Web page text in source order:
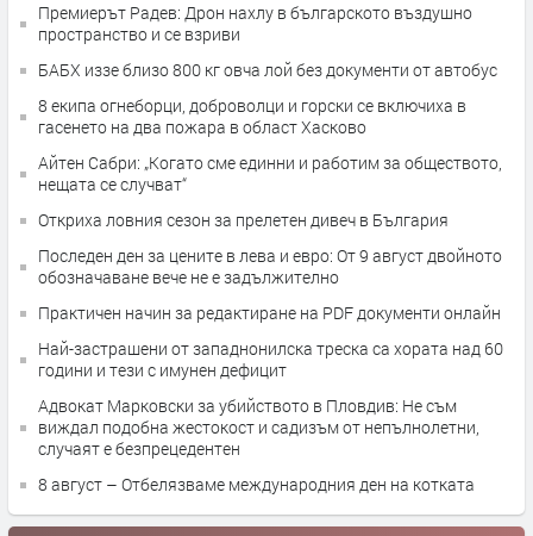
Премиерът Радев: Дрон нахлу в българското въздушно
пространство и се взриви
БАБХ иззе близо 800 кг овча лой без документи от автобус
8 екипа огнеборци, доброволци и горски се включиха в
гасенето на два пожара в област Хасково
Айтен Сабри: „Когато сме единни и работим за обществото,
нещата се случват“
Откриха ловния сезон за прелетен дивеч в България
Последен ден за цените в лева и евро: От 9 август двойното
обозначаване вече не е задължително
Практичен начин за редактиране на PDF документи онлайн
Най-застрашени от западнонилска треска са хората над 60
години и тези с имунен дефицит
Адвокат Марковски за убийството в Пловдив: Не съм
виждал подобна жестокост и садизъм от непълнолетни,
случаят е безпрецедентен
8 август – Отбелязваме международния ден на котката